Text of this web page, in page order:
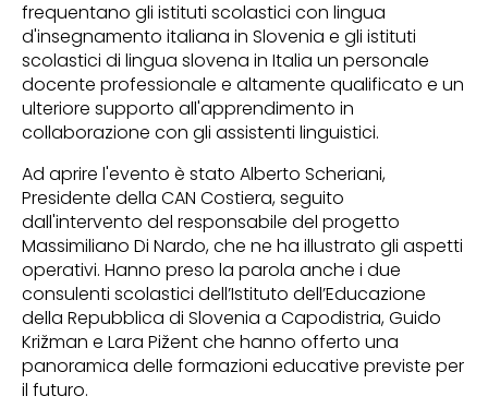
frequentano gli istituti scolastici con lingua
d'insegnamento italiana in Slovenia e gli istituti
scolastici di lingua slovena in Italia un personale
docente professionale e altamente qualificato e un
ulteriore supporto all'apprendimento in
collaborazione con gli assistenti linguistici.
Ad aprire l'evento è stato Alberto Scheriani,
Presidente della CAN Costiera, seguito
dall'intervento del responsabile del progetto
Massimiliano Di Nardo, che ne ha illustrato gli aspetti
operativi. Hanno preso la parola anche i due
consulenti scolastici dell’Istituto dell’Educazione
della Repubblica di Slovenia a Capodistria, Guido
Križman e Lara Pižent che hanno offerto una
panoramica delle formazioni educative previste per
il futuro.